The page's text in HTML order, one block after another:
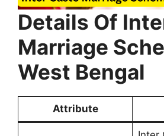
Details Of
Marriage
West Bengal
Attribute